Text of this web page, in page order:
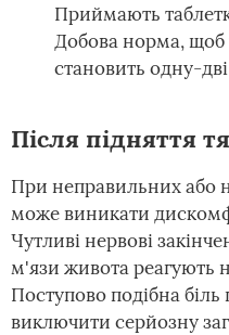
Приймають
Добова норма,
становить одну-
Після підняття
При неправильних або
може виникати
Чутливі нервові
м'язи живота реагують
Поступово подібна
виключити серйозну